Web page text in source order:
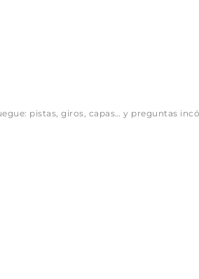
pistas, giros, capas… y preguntas